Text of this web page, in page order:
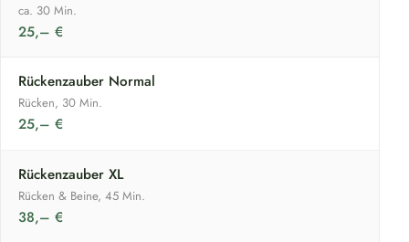
ca. 30 Min.
25,– €
Rückenzauber Normal
Rücken, 30 Min.
25,– €
Rückenzauber XL
Rücken & Beine, 45 Min.
38,– €